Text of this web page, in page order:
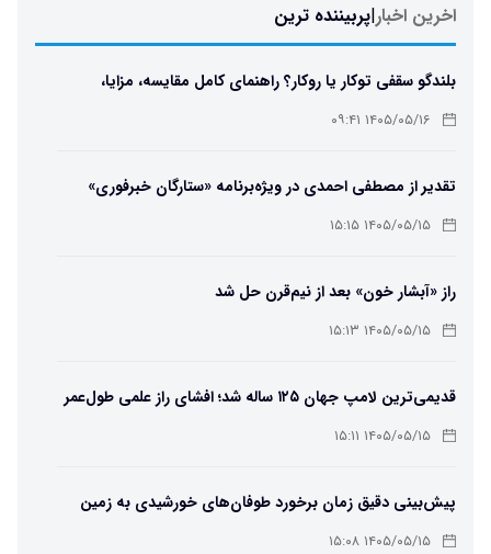
اخرین اخبار|پربیننده ترین
بلندگو سقفی توکار یا روکار؟ راهنمای کامل مقایسه، مزایا،
معایب و انتخاب بهترین مدل
۱۴۰۵/۰۵/۱۶ ۰۹:۴۱
تقدیر از مصطفی احمدی در ویژه‌برنامه «ستارگان خبرفوری»
۱۴۰۵/۰۵/۱۵ ۱۵:۱۵
راز «آبشار خون» بعد از نیم‌قرن حل شد
۱۴۰۵/۰۵/۱۵ ۱۵:۱۳
قدیمی‌ترین لامپ جهان ۱۲۵ ساله شد؛ افشای راز علمی طول‌عمر
لامپ سنتنیال
۱۴۰۵/۰۵/۱۵ ۱۵:۱۱
پیش‌بینی دقیق زمان برخورد طوفان‌های خورشیدی به زمین
ممکن شد
۱۴۰۵/۰۵/۱۵ ۱۵:۰۸